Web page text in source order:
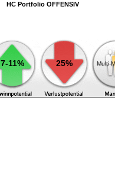
HC Portfolio OFFENSIV
7-11% 25% Multi-